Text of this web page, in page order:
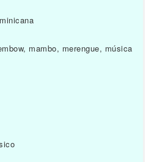
mambo, merengue, música